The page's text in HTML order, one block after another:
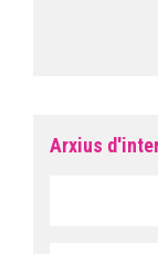
Arxius